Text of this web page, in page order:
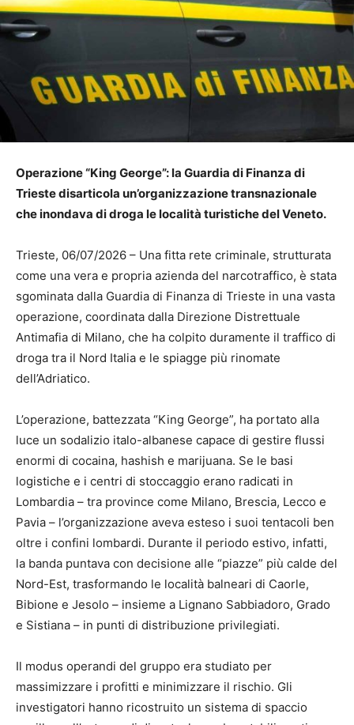
Operazione “King George”: la Guardia di Finanza di
Trieste disarticola un’organizzazione transnazionale
che inondava di droga le località turistiche del Veneto.
Trieste, 06/07/2026 – Una fitta rete criminale, strutturata
come una vera e propria azienda del narcotraffico, è stata
sgominata dalla Guardia di Finanza di Trieste in una vasta
operazione, coordinata dalla Direzione Distrettuale
Antimafia di Milano, che ha colpito duramente il traffico di
droga tra il Nord Italia e le spiagge più rinomate
dell’Adriatico.
L’operazione, battezzata “King George”, ha portato alla
luce un sodalizio italo-albanese capace di gestire flussi
enormi di cocaina, hashish e marijuana. Se le basi
logistiche e i centri di stoccaggio erano radicati in
Lombardia – tra province come Milano, Brescia, Lecco e
Pavia – l’organizzazione aveva esteso i suoi tentacoli ben
oltre i confini lombardi. Durante il periodo estivo, infatti,
la banda puntava con decisione alle “piazze” più calde del
Nord-Est, trasformando le località balneari di Caorle,
Bibione e Jesolo – insieme a Lignano Sabbiadoro, Grado
e Sistiana – in punti di distribuzione privilegiati.
Il modus operandi del gruppo era studiato per
massimizzare i profitti e minimizzare il rischio. Gli
investigatori hanno ricostruito un sistema di spaccio